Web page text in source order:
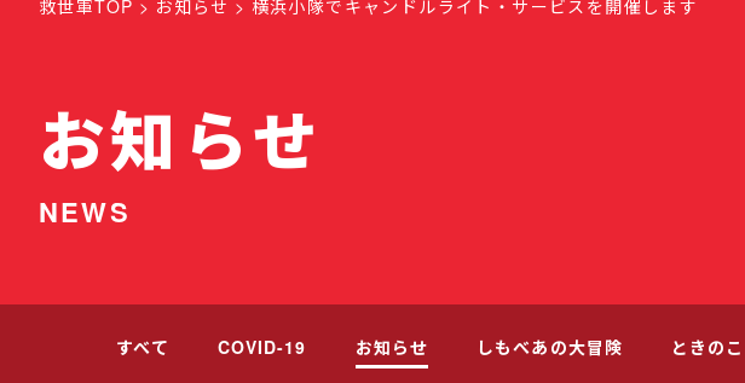
救世軍TOP お知らせ 横浜小隊でキャンドルライト・サービスを開催します
お知らせ
NEWS
すべて COVID-19 お知らせ しもべあの大冒険 ときの